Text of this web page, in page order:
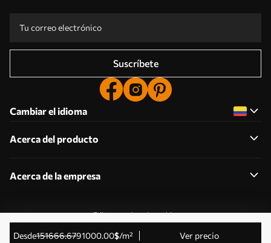
desde151666.6791000.00$/m² Ver precio
Suscríbete
Cambiar el idioma
Acerca del producto
Acerca de la empresa
Editar permisos de cookies
© 2011-2026 Uwalls . Todos los derechos reservados.